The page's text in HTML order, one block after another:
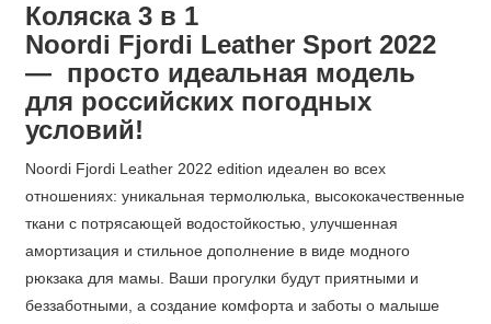
Коляска 3 в 1
Noordi Fjordi Leather Sport 2022
— просто идеальная модель
для российских погодных
условий!
Noordi Fjordi Leather 2022 edition идеален во всех
отношениях: уникальная термолюлька, высококачественные
ткани с потрясающей водостойкостью, улучшенная
амортизация и стильное дополнение в виде модного
рюкзака для мамы. Ваши прогулки будут приятными и
беззаботными, а создание комфорта и заботы о малыше